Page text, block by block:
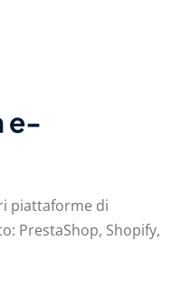
e-
piattaforme di
PrestaShop, Shopify,